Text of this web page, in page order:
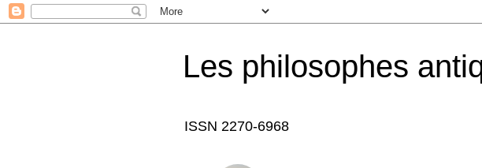
Les philosophes
ISSN 2270-6968